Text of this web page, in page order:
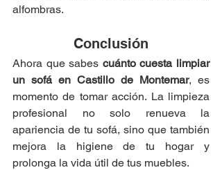
alfombras.
Conclusión
Ahora que sabes cuánto cuesta limpiar
un sofá en Castillo de Montemar, es
momento de tomar acción. La limpieza
profesional no solo renueva la
apariencia de tu sofá, sino que también
mejora la higiene de tu hogar y
prolonga la vida útil de tus muebles.